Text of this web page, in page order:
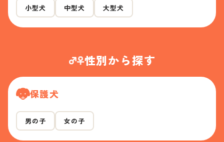
小型犬 中型犬 大型犬
性別から探す
保護犬
男の子 女の子